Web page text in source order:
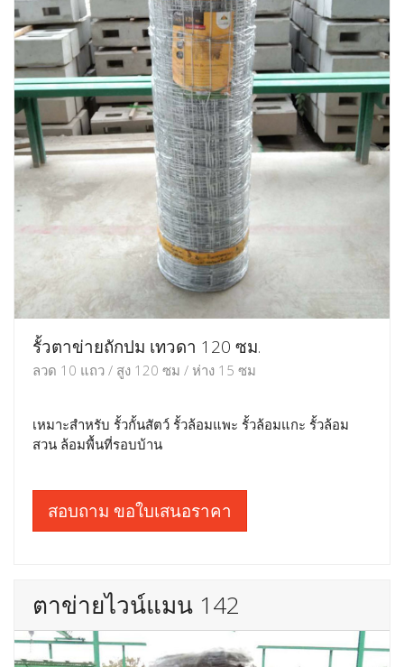
รั้วตาข่ายถักปม เทวดา 120 ซม.
ลวด 10 แถว / สูง 120 ซม / ห่าง 15 ซม
เหมาะสำหรับ รั้วกั้นสัตว์ รั้วล้อมแพะ รั้วล้อมแกะ รั้วล้อม
สวน ล้อมพื้นที่รอบบ้าน
สอบถาม ขอใบเสนอราคา
ตาข่ายไวน์แมน 142